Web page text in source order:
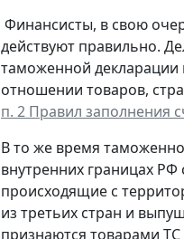
Финансисты, в свою
действуют правильно.
таможенной декларации
отношении товаров,
п. 2 Правил заполнения
В то же время
внутренних границах
происходящие с
из третьих стран и
признаются товарами